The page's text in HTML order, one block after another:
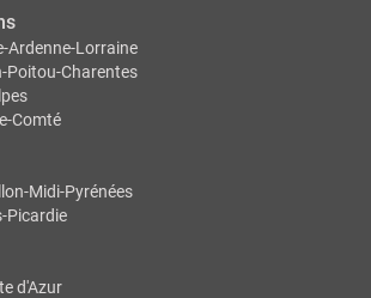
Ardenne-Lorraine
Poitou-Charentes
Comté
Midi-Pyrénées
Picardie
d'Azur